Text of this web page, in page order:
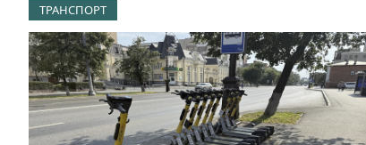
ТРАНСПОРТ